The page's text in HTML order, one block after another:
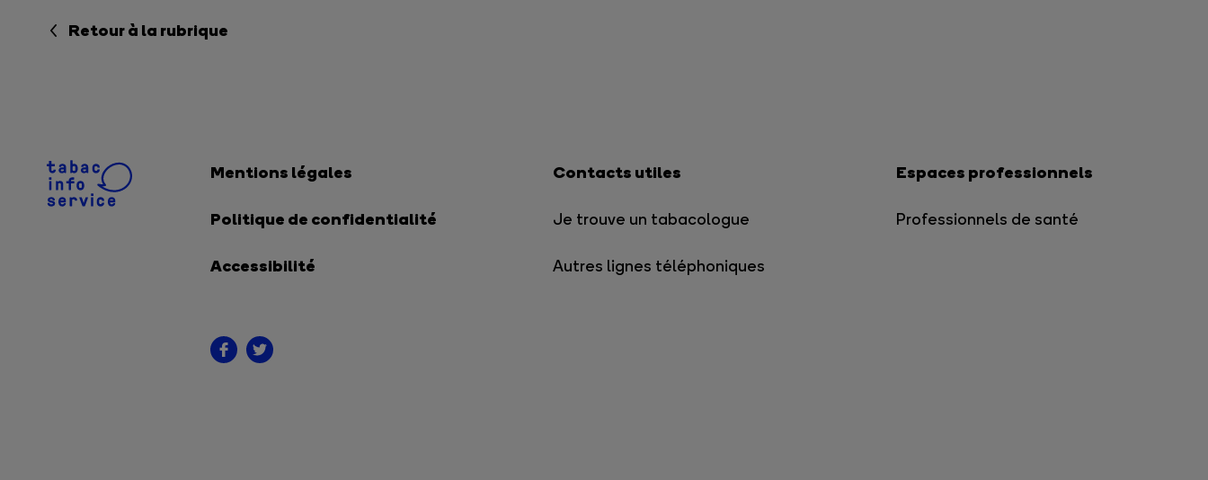
Retour à la rubrique
Mentions légales
Politique de confidentialité
Accessibilité
Contacts utiles
Je trouve un tabacologue
Autres lignes téléphoniques
Espaces professionnels
Professionnels de santé